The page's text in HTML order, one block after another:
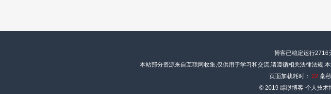
博客已稳定运行2716
本站部分资源来自互联网收集,仅供用于学习和交流,请遵循相关法律法规,
页面加载耗时： 22 毫
© 2019 缥缈博客-个人技术